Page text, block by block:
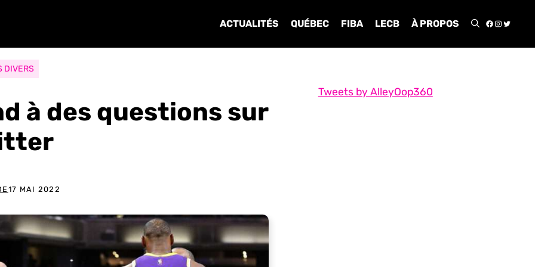
ACTUALITÉS QUÉBEC FIBA LECB À PROPOS
DIVERS
à des questions sur
17 MAI 2022
Tweets by AlleyOop360